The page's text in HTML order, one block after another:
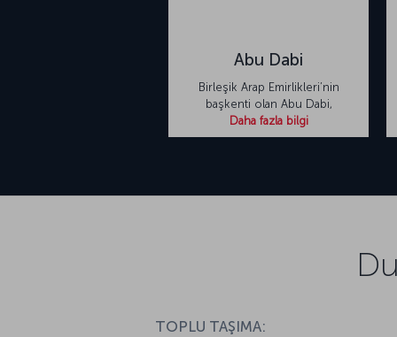
Abu Dabi
Birleşik Arap Emirlikleri’nin
başkenti olan Abu Dabi,
Daha fazla bilgi
TOPLU TAŞIMA: